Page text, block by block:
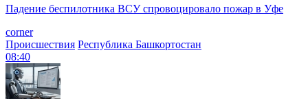
Падение беспилотника ВСУ спровоцировало пожар в Уфе
corner
Происшествия Республика Башкортостан
08:40